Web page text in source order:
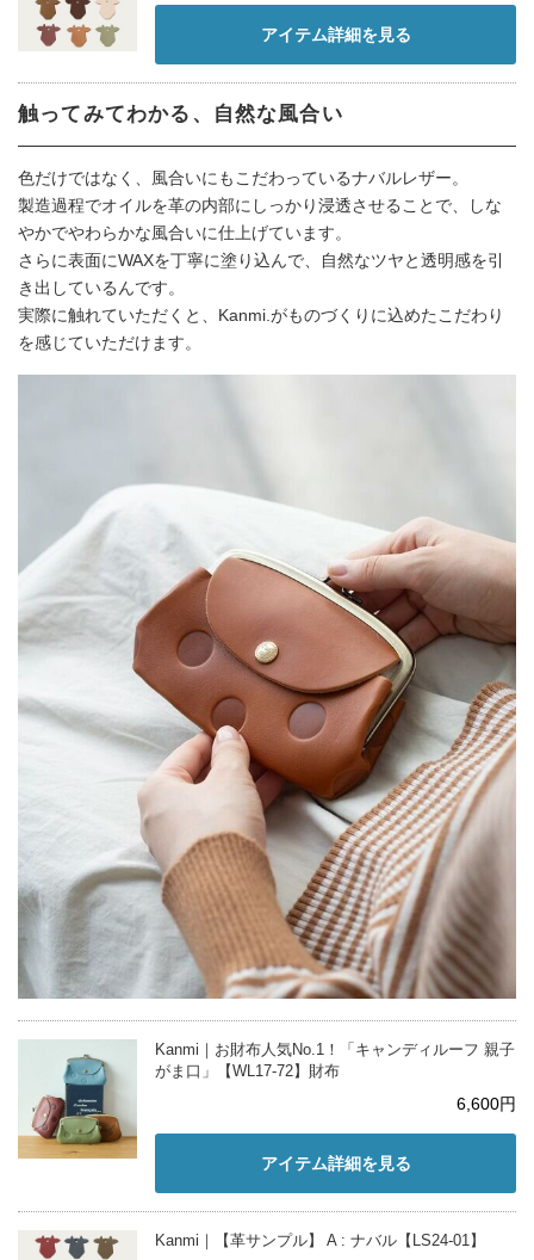
アイテム詳細を見る
触ってみてわかる、自然な風合い
色だけではなく、風合いにもこだわっているナバルレザー。
製造過程でオイルを革の内部にしっかり浸透させることで、しな
やかでやわらかな風合いに仕上げています。
さらに表面にWAXを丁寧に塗り込んで、自然なツヤと透明感を引
き出しているんです。
実際に触れていただくと、Kanmi.がものづくりに込めたこだわり
を感じていただけます。
Kanmi｜お財布人気No.1！「キャンディルーフ 親子
がま口」【WL17-72】財布
6,600円
アイテム詳細を見る
Kanmi｜【革サンプル】 A : ナバル【LS24-01】